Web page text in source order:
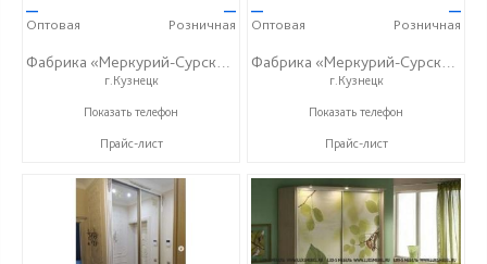
—
Оптовая
—
Розничная
Фабрика «Меркурий-Сурский»
г.Кузнецк
+7 (8415) 73-05-06
Показать телефон
Прайс-лист
—
Оптовая
—
Розничная
Фабрика «Меркурий-Сурский»
г.Кузнецк
+7 (8415) 73-05-06
Показать телефон
Прайс-лист